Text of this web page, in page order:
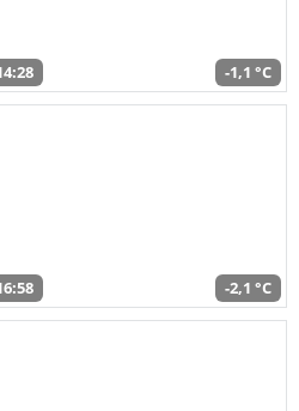
-1,1 °C
-2,1 °C